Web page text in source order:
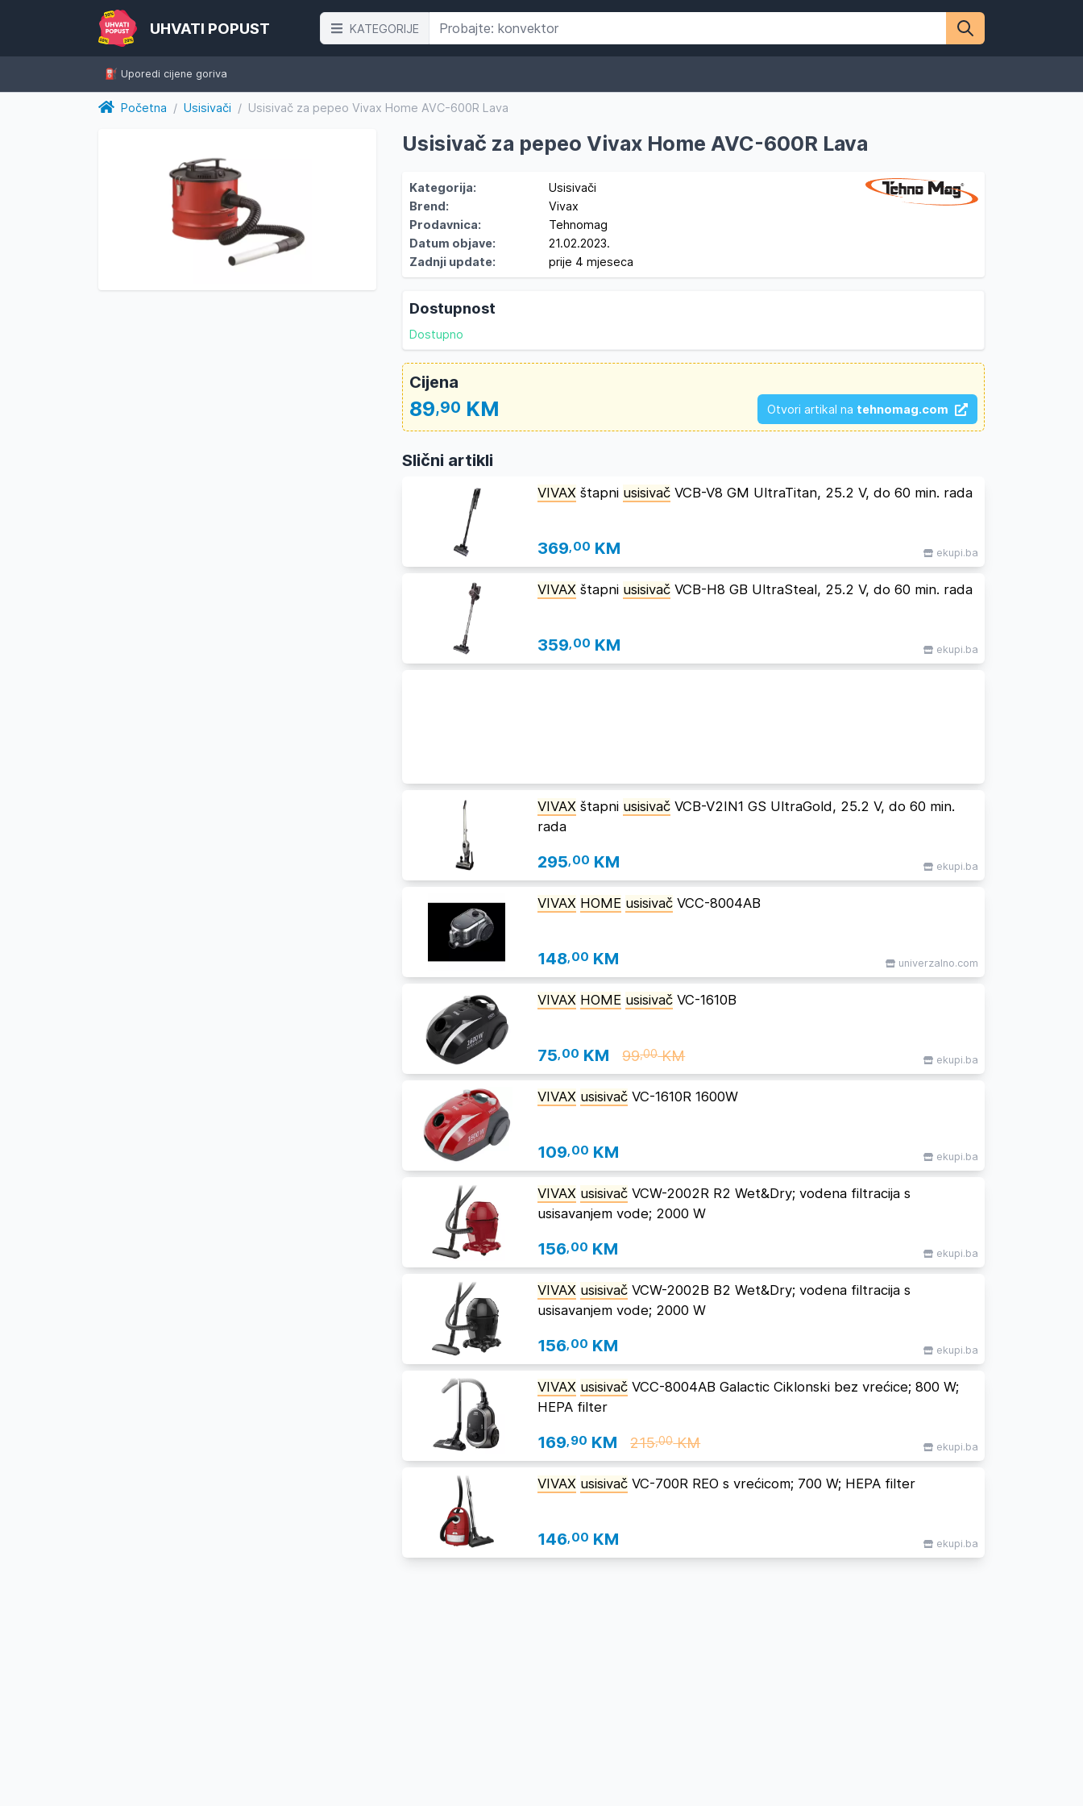
UHVATI POPUST KATEGORIJE
⛽️ Uporedi cijene goriva
Početna / Usisivači / Usisivač za pepeo Vivax Home AVC-600R Lava
Usisivač za pepeo Vivax Home AVC-600R Lava
Kategorija:
Usisivači
Brend:
Vivax
Prodavnica:
Tehnomag
Datum objave:
21.02.2023.
Zadnji update:
prije 4 mjeseca
Dostupnost
Dostupno
Cijena
89,90 KM Otvori artikal na tehnomag.com
Slični artikli
VIVAX štapni usisivač VCB-V8 GM UltraTitan, 25.2 V, do 60 min. rada
369,00 KM ekupi.ba
VIVAX štapni usisivač VCB-H8 GB UltraSteal, 25.2 V, do 60 min. rada
359,00 KM ekupi.ba
VIVAX štapni usisivač VCB-V2IN1 GS UltraGold, 25.2 V, do 60 min.
rada
295,00 KM ekupi.ba
VIVAX HOME usisivač VCC-8004AB
148,00 KM univerzalno.com
VIVAX HOME usisivač VC-1610B
75,00 KM 99,00KM ekupi.ba
VIVAX usisivač VC-1610R 1600W
109,00 KM ekupi.ba
VIVAX usisivač VCW-2002R R2 Wet&Dry; vodena filtracija s
usisavanjem vode; 2000 W
156,00 KM ekupi.ba
VIVAX usisivač VCW-2002B B2 Wet&Dry; vodena filtracija s
usisavanjem vode; 2000 W
156,00 KM ekupi.ba
VIVAX usisivač VCC-8004AB Galactic Ciklonski bez vrećice; 800 W;
HEPA filter
169,90 KM 215,00KM ekupi.ba
VIVAX usisivač VC-700R REO s vrećicom; 700 W; HEPA filter
146,00 KM ekupi.ba